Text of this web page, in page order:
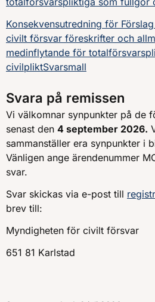
Konsekvensutredning för
civilt försvar föreskrifter och
medinflytande för
civilpliktSvarsmall
Svara på remissen
Vi välkomnar synpunkter på de
senast den 4 september 2026.
sammanställer era synpunkter i
Vänligen ange ärendenummer
svar.
Svar skickas via e-post till
brev till:
Myndigheten för civilt försvar
651 81 Karlstad